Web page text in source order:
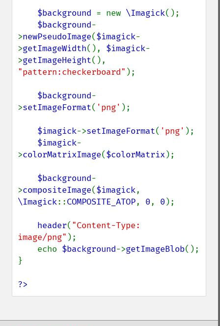
$background = new \Imagick();
$background-
>newPseudoImage($imagick-
>getImageWidth(), $imagick-
>getImageHeight
"pattern:checkerboard" );
$background-
>setImageFormat( 'png' );
$imagick->setImageFormat( 'png' );
$imagick-
>colorMatrixImage($colorMatrix );
$background-
>compositeImage($imagick
\Imagick::COMPOSITE_ATOP, 0, 0 );
header( "Content-Type:
image/png" );
    echo
$background->getImageBlob();
}
?>